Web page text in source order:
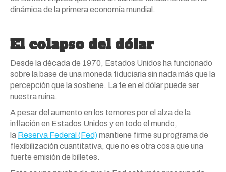
dinámica de la primera economía mundial.
El colapso del dólar
Desde la década de 1970, Estados Unidos ha funcionado
sobre la base de una moneda fiduciaria sin nadamás que la
percepción que la sostiene. La fe en el dólar puede ser
nuestra ruina.
A pesar del aumento en los temores por el alza de la
inflación en Estados Unidos y en todo el mundo,
la Reserva Federal (Fed)mantiene firme su programa de
flexibilización cuantitativa, que no es otra cosa que una
fuerte emisión de billetes.